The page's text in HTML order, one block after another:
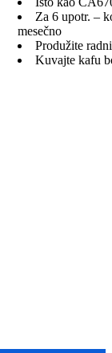
Za 6 upotr. –
mesečno
Produžite
Kuvajte kafu